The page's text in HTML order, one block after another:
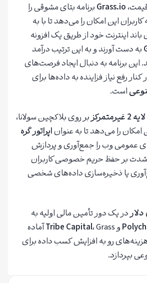
Grass.ioبرنامه بتای مشوقی را
کاربران این امکان را می‌دهد تا با به
اینترنت خود از طریق یک افزونه
به دست آورند و به این ترتیب درآمد
برنامه به دنبال ایجاد فرصت‌های
رفع نیاز فزاینده به داده‌ها برای
است.
لایه 2 غیرمتمرکز
بر روی بلاکچین سولانا،
اپراتور گره
عمومی وب را جمع‌آوری و پردازش
شدت بر حفظ حریم خصوصی کاربران
یا ذخیره‌سازی داده‌های شخصی
در یک دور تأمین مالی اولیه به
و Tribe Capital، Grass آماده
هزینه‌های رو به افزایش کسب داده برای
بپردازد.